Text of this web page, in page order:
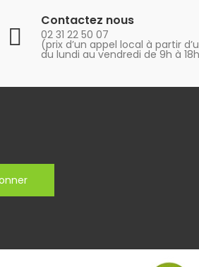
Contactez nous
02 31 22 50 07
(prix d’un appel local à partir
du lundi au vendredi de 9h à 18h